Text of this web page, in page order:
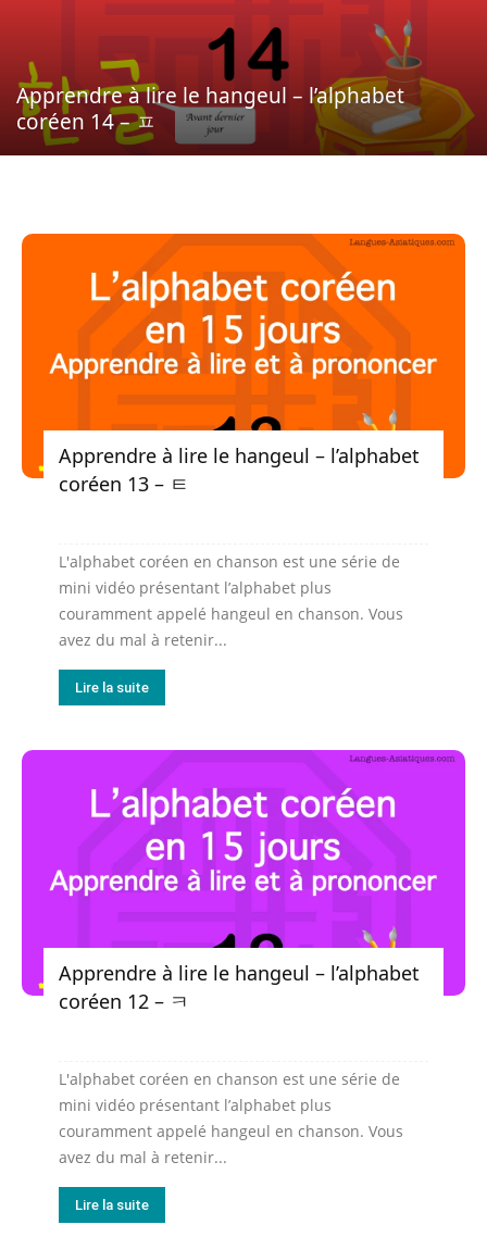
Apprendre à lire le hangeul – l’alphabet
coréen 14 – ㅍ
Apprendre à lire le hangeul – l’alphabet
coréen 13 – ㅌ
L'alphabet coréen en chanson est une série de
mini vidéo présentant l’alphabet plus
couramment appelé hangeul en chanson. Vous
avez du mal à retenir...
Lire la suite
Apprendre à lire le hangeul – l’alphabet
coréen 12 – ㅋ
L'alphabet coréen en chanson est une série de
mini vidéo présentant l’alphabet plus
couramment appelé hangeul en chanson. Vous
avez du mal à retenir...
Lire la suite